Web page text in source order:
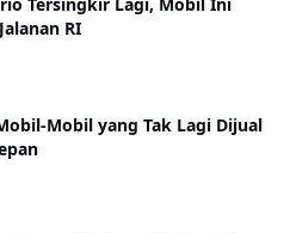
RI
Mobil yang Tak Lagi Dijual